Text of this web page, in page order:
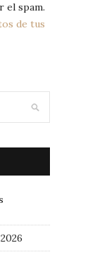
el spam.
de tus